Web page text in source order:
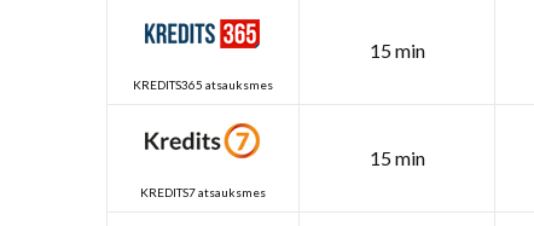
KREDITS365 atsauksmes
15 min
KREDITS7 atsauksmes
15 min